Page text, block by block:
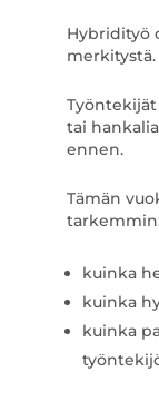
Hybridityö
merkitystä.
tai
ennen.
Tämän
kuinka
kuinka
kuinka